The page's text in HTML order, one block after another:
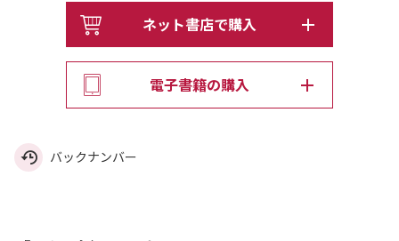
ネット書店で購入
電子書籍の購入
バックナンバー